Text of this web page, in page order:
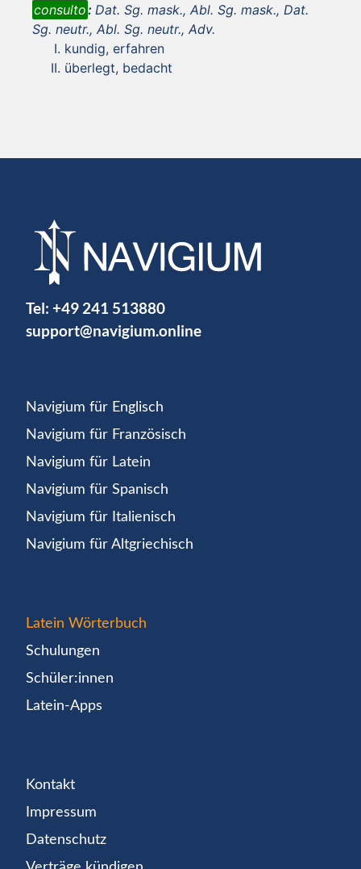
consulto: Dat. Sg. mask., Abl. Sg. mask., Dat.
Sg. neutr., Abl. Sg. neutr., Adv.
kundig, erfahren
überlegt, bedacht
Tel: +49 241 513880
support@navigium.online
Navigium für Englisch
Navigium für Französisch
Navigium für Latein
Navigium für Spanisch
Navigium für Italienisch
Navigium für Altgriechisch
Latein Wörterbuch
Schulungen
Schüler:innen
Latein-Apps
Kontakt
Impressum
Datenschutz